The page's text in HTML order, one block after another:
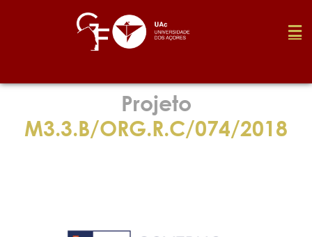
Fundação
Media
Projeto
M3.3.B/ORG.R.C/074/2018